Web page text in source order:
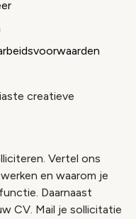
creatieve
Vertel ons
en waarom je
Daarnaast
CV. Mail je sollicitatie